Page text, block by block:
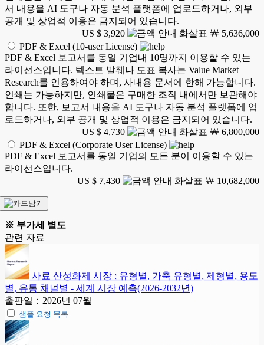
서 내용을 AI 도구나 자동 분석 플랫폼에 업로드하거나, 외부
공개 및 상업적 이용은 금지되어 있습니다.
US $ 3,920
￦ 5,636,000
PDF & Excel (10-user License)
PDF & Excel 보고서를 동일 기업내 10명까지 이용할 수 있는
라이선스입니다. 텍스트 발췌나 도표 복사는 Value Market
Research를 인용하여야 하며, 사내용 문서에 한해 가능합니다.
인쇄는 가능하지만, 인쇄물은 구매한 조직 내에서만 보관해야
합니다. 또한, 보고서 내용을 AI 도구나 자동 분석 플랫폼에 업
로드하거나, 외부 공개 및 상업적 이용은 금지되어 있습니다.
US $ 4,730
￦ 6,800,000
PDF & Excel (Corporate User License)
PDF & Excel 보고서를 동일 기업의 모든 분이 이용할 수 있는
라이선스입니다.
US $ 7,430
￦ 10,682,000
※ 부가세 별도
관련 자료
사료 산성화제 시장 : 유형별, 가축 유형별, 제형별, 용도
별, 유통 채널별 - 세계 시장 예측(2026-2032년)
출판일：2026년 07월
샘플 요청 목록